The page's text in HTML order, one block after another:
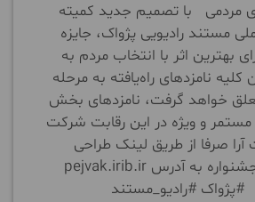
مردمی با تصمیم جدید کمیته
مستند رادیویی پژواک، جایزه
بهترین اثر با انتخاب مردم به
کلیه نامزدهای راه‌یافته به مرحله
خواهد گرفت، نامزدهای بخش
مستمر و ویژه در این رقابت شرکت
صرفا از طریق لینک طراحی
شده در تارنمای جشنواره به آدرس pejvak.irib.ir
#رادیو_مستند